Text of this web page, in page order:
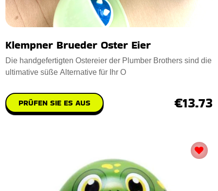
Klempner Brueder Oster Eier
Die handgefertigten Ostereier der Plumber Brothers sind die
ultimative süße Alternative für Ihr O
PRÜFEN SIE ES AUS €13.73